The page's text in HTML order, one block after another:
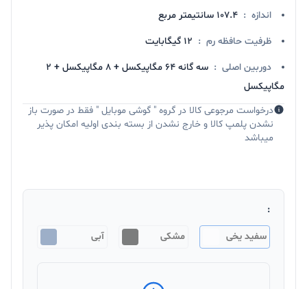
اندازه : 107.4 سانتیمتر مربع
ظرفیت حافظه رم : 12 گیگابایت
دوربین اصلی :
سه گانه 64 مگاپیکسل + 8 مگاپیکسل + 2
مگاپیکسل
درخواست مرجوعی کالا در گروه " گوشی موبایل " فقط در صورت باز
نشدن پلمپ کالا و خارج نشدن از بسته بندی اولیه امکان پذیر
میباشد
:
سفید یخی مشکی آبی